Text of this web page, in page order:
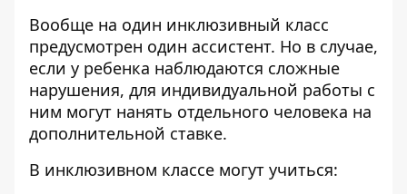
Вообще на один инклюзивный класс
предусмотрен один ассистент. Но в случае,
если у ребенка наблюдаются сложные
нарушения, для индивидуальной работы с
ним могут нанять отдельного человека на
дополнительной ставке.
В инклюзивном классе могут учиться: